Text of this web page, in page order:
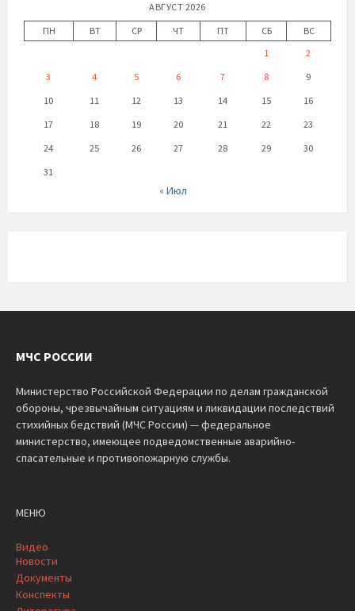
АВГУСТ 2026
ПН
ВТ СР ЧТ ПТ СБ
ВС
1
2
3
4 5 6 7 8
9
10
11 12 13 14 15
16
17
18 19 20 21 22
23
24
25 26 27 28 29
30
31
« Июл
МЧС РОССИИ
Министерство Российской Федерации по делам гражданской
обороны, чрезвычайным ситуациям и ликвидации последствий
стихийных бедствий (МЧС России) — федеральное
министерство, имеющее подведомственные аварийно-
спасательные и противопожарную службы.
МЕНЮ
Видео
Новости
Документы
Конспекты